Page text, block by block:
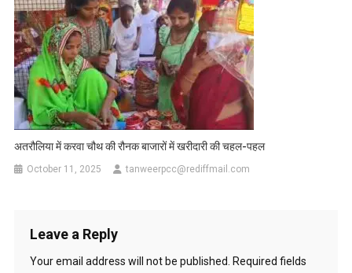
अतरौलिया में करवा चौथ की रौनक बाजारों में खरीदारी की चहल-पहल
October 11, 2025 tanweerpcc@rediffmail.com
Leave a Reply
Your email address will not be published.
Required fields